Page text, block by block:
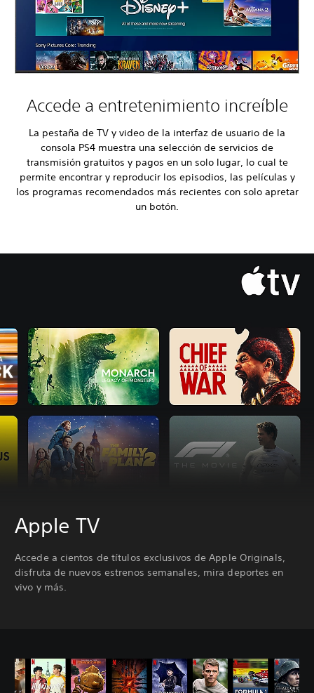
Accede a entretenimiento increíble
La pestaña de TV y video de la interfaz de usuario de la
consola PS4 muestra una selección de servicios de
transmisión gratuitos y pagos en un solo lugar, lo cual te
permite encontrar y reproducir los episodios, las películas y
los programas recomendados más recientes con solo apretar
un botón.
Apple TV
Accede a cientos de títulos exclusivos de Apple Originals,
disfruta de nuevos estrenos semanales, mira deportes en
vivo y más.